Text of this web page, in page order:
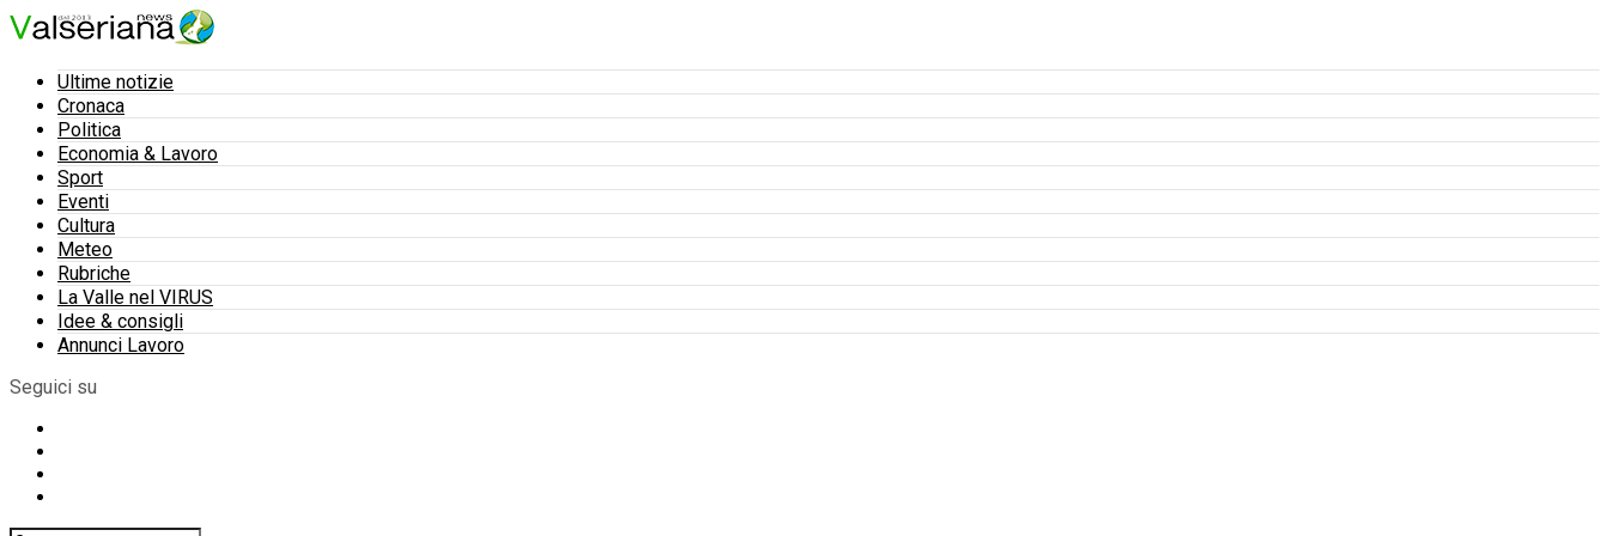
Ultime notizie
Cronaca
Politica
Economia & Lavoro
Sport
Eventi
Cultura
Meteo
Rubriche
La Valle nel VIRUS
Idee & consigli
Annunci Lavoro
Seguici su